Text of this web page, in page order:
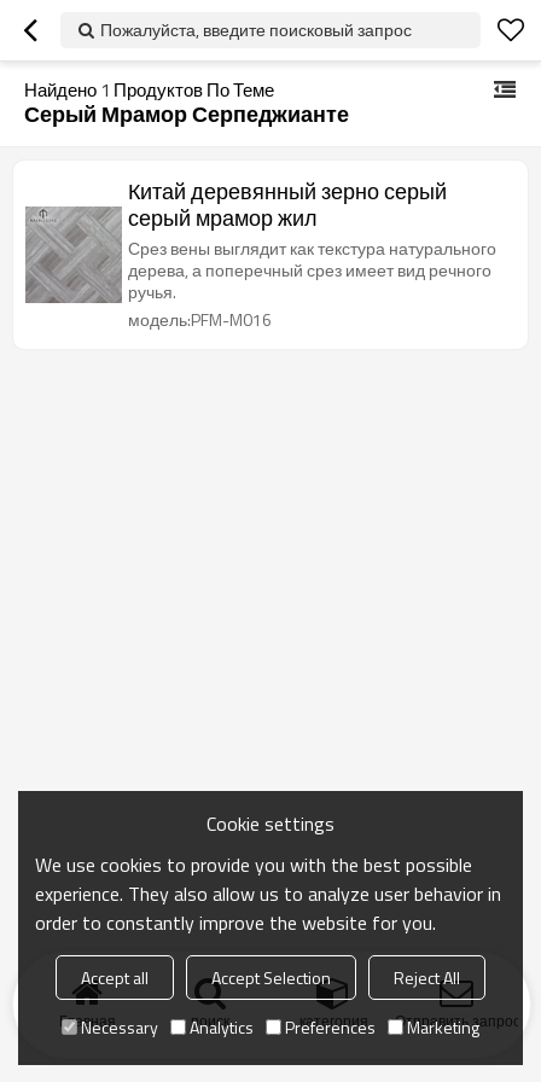
Пожалуйста, введите поисковый запрос
Найдено 1 Продуктов По Теме
Серый Мрамор Серпеджианте
Китай деревянный зерно серый
серый мрамор жил
Срез вены выглядит как текстура натурального
дерева, а поперечный срез имеет вид речного
ручья.
модель:PFM-M016
Главная поиск категория Отправить запрос
Cookie settings
We use cookies to provide you with the best possible
experience. They also allow us to analyze user behavior in
order to constantly improve the website for you.
Accept all Accept Selection
Reject All
Necessary
Analytics Preferences Marketing